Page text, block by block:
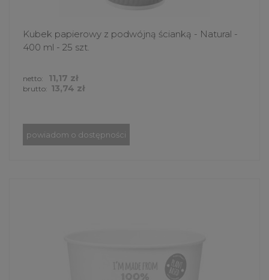
Kubek papierowy z podwójną ścianką - Natural -
400 ml - 25 szt.
brutto: 13,74 zł
netto: 11,17 zł
powiadom o dostępności